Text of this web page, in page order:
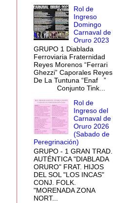
Rol de
Ingreso
Domingo
Carnaval de
Oruro 2023
GRUPO 1 Diablada
Ferroviaria Fraternidad
Reyes Morenos “Ferrari
Ghezzi” Caporales Reyes
De La Tuntuna “Enaf ”
Conjunto Tink...
Rol de
Ingreso del
Carnaval de
Oruro 2026
(Sabado de
Peregrinación)
GRUPO - 1 GRAN TRAD.
AUTÉNTICA "DIABLADA
ORURO" FRAT. HIJOS
DEL SOL "LOS INCAS"
CONJ. FOLK.
"MORENADA ZONA
NORT...